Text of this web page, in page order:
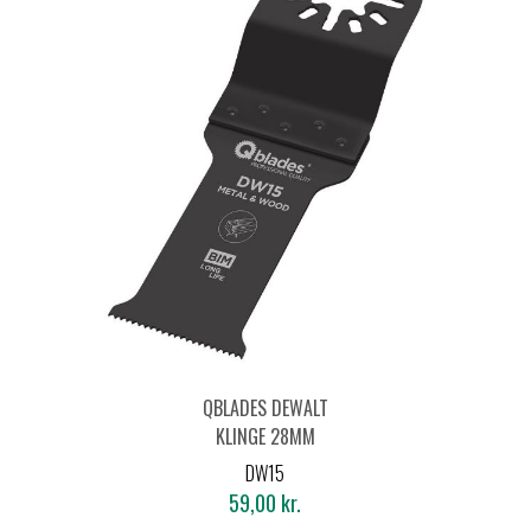
QBLADES DEWALT
KLINGE 28MM
UNIVERSAL
DW15
59,00 kr.